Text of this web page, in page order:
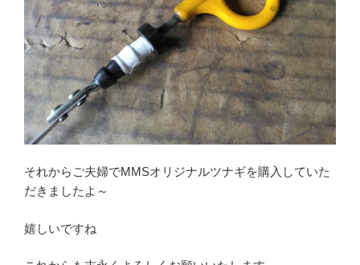
それからご夫婦でMMSオリジナルツナギを購入していた
だきましたよ～
嬉しいですね